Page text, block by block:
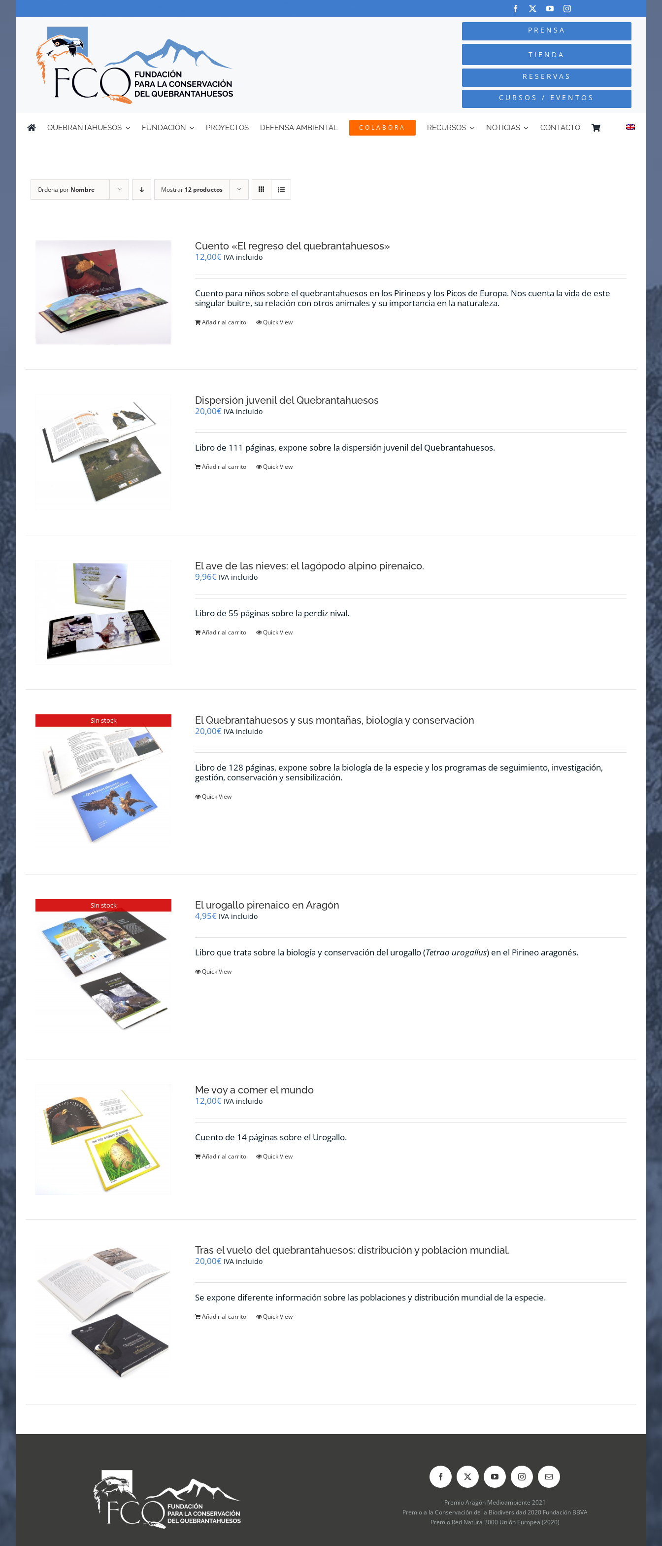
PRENSA
TIENDA
RESERVAS
CURSOS / EVENTOS
QUEBRANTAHUESOS FUNDACIÓN PROYECTOS DEFENSA AMBIENTAL COLABORA RECURSOS NOTICIAS CONTACTO
Ordena por Nombre Mostrar 12 productos
Cuento «El regreso del quebrantahuesos»
12,00€ IVA incluido
Cuento para niños sobre el quebrantahuesos en los Pirineos y los Picos de Europa. Nos cuenta la vida de este
singular buitre, su relación con otros animales y su importancia en la naturaleza.
Añadir al carrito Quick View
Dispersión juvenil del Quebrantahuesos
20,00€ IVA incluido
Libro de 111 páginas, expone sobre la dispersión juvenil del Quebrantahuesos.
Añadir al carrito Quick View
El ave de las nieves: el lagópodo alpino pirenaico.
9,96€ IVA incluido
Libro de 55 páginas sobre la perdiz nival.
Añadir al carrito Quick View
Sin stock El Quebrantahuesos y sus montañas, biología y conservación
20,00€ IVA incluido
Libro de 128 páginas, expone sobre la biología de la especie y los programas de seguimiento, investigación,
gestión, conservación y sensibilización.
Quick View
Sin stock El urogallo pirenaico en Aragón
4,95€ IVA incluido
Libro que trata sobre la biología y conservación del urogallo (Tetrao urogallus) en el Pirineo aragonés.
Quick View
Me voy a comer el mundo
12,00€ IVA incluido
Cuento de 14 páginas sobre el Urogallo.
Añadir al carrito Quick View
Tras el vuelo del quebrantahuesos: distribución y población mundial.
20,00€ IVA incluido
Se expone diferente información sobre las poblaciones y distribución mundial de la especie.
Añadir al carrito Quick View
Premio Aragón Medioambiente 2021
Premio a la Conservación de la Biodiversidad 2020 Fundación BBVA
Premio Red Natura 2000 Unión Europea (2020)